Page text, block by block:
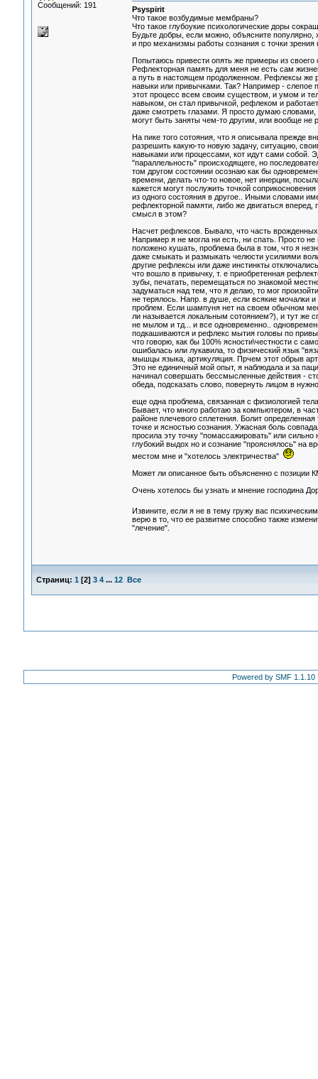
Сообщений: 191
Psyspirit
Что такое возбудимые мембраны?
Что такое глубоукие психологические доры
Будьте добры, если можно, объясните
и про механизмы работы сознания с точки зрения
Попытаюсь привести опять же примеры из
Рефлекторная память для меня не есть сам
а путь в настоящем продолженном. Рефлексы же
навыки или привычками. Так? Например - слепое
этот процесс всем своим существом, и умом и
навыком, он стал привычкой, рефлеком и
даже смотреть глазами. Я просто думаю
могут быть заняты чем-то другим, или вообще не
На пике того сотояния, что я описывала прежде
разрешить какую-то новую задачу, ситуацию,
навыками или процессами, кот идут сами собой.
"параллельность" происходящеге, но
том другом состоянии осознаю как бы
времени, делать что-то новое, нет инерции,
кажется могут послужить точкой
из одного состояния в другое.. Иными словами
рефлекторной памяти, либо же двигаться
смысл в этом?
Насчет рефлексов. Бывало, что часть
Например я не могла ни есть, ни спать. Просто
положено кушать, проблема была в том, что я
даже смыкать и размыкать челюсти усилиями
другие рефлексы или даже инстинкты
что вошло в привычку, т. е приобретенная
зубы, печатать, перемещаться по знакомой
задуматься над тем, что я делаю, то мог
не терялось. Напр. в душе, если всякие мочалки
проблем. Если шампуня нет на своем обычном
ли называется локальным сотоянием?), и тут
не мылом и тд... и все одновременно..
подкашиваются и рефлекс мытия головы по
что говорю, как бы 100% ясности\честности с
ошибалась или лукавила, то физический язык
мышцы языка, артикуляция. Прчем этот обрыв
Это не единичный мой опыт, я наблюдала и за
начинал совершать бессмысленные действия -
обеда, подсказать слово, повернуть лицом в
еще одна проблема, связанная с физиологией
Бывает, что много работаю за компьютером, в
районе плечевого сплетения. Болит
точке и ясностью сознания. Ужасная боль
просила эту точку "помассажировать" или
глубокий выдох но и сознание "прояснялось" на
местом мне и "хотелось электричества"
Может ли описанное быть объясненно с позиции
Очень хотелось бы узнать и мнение господина
Извините, если я не в тему гружу вас
верю в то, что ее развитме способно также
"лечение".
Страниц: 1 [2] 3 4 ... 12 Все
Powered by SMF 1.1.10